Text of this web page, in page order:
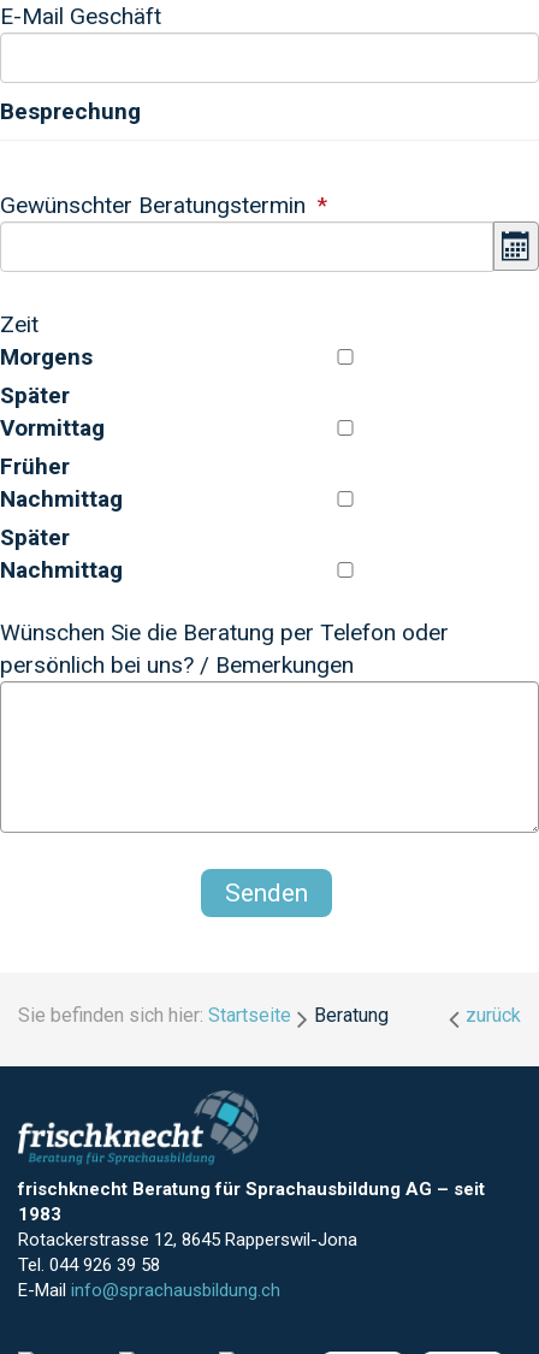
E-Mail Geschäft
Besprechung
Gewünschter Beratungstermin
Zeit
Morgens
Später
Vormittag
Früher
Nachmittag
Später
Nachmittag
Wünschen Sie die Beratung per Telefon oder
persönlich bei uns? / Bemerkungen
Sie befinden sich hier: Startseite Beratung zurück
frischknecht Beratung für Sprachausbildung AG – seit
1983
Rotackerstrasse 12, 8645 Rapperswil-Jona
Tel. 044 926 39 58
E-Mail info@sprachausbildung.ch